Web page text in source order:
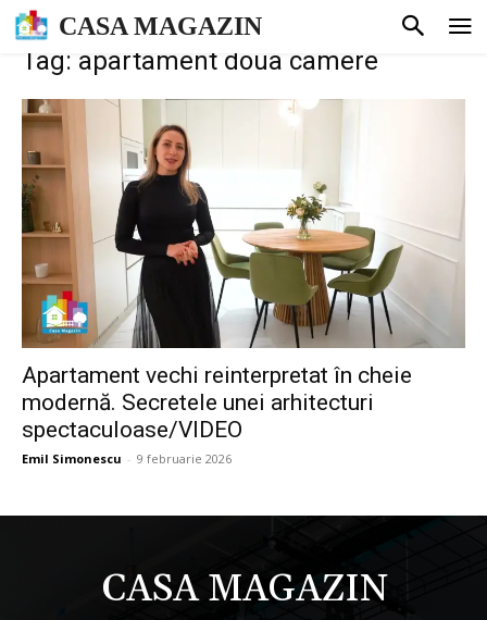
CASA MAGAZIN
Tag: apartament doua camere
Apartament vechi reinterpretat în cheie
modernă. Secretele unei arhitecturi
spectaculoase/VIDEO
Emil Simonescu - 9 februarie 2026
CASA MAGAZIN